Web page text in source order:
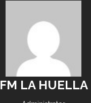
FM LA HUELLA